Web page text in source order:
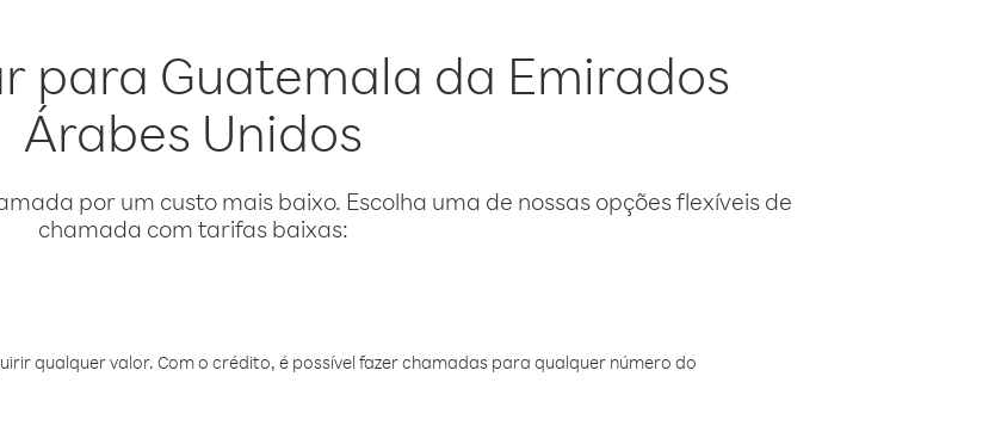
para Guatemala da Emirados
Árabes Unidos
por um custo mais baixo. Escolha uma de nossas opções flexíveis de
chamada com tarifas baixas:
qualquer valor. Com o crédito, é possível fazer chamadas para qualquer número do